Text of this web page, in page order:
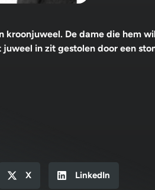
De dame die hem
in zit gestolen door een
X LinkedIn